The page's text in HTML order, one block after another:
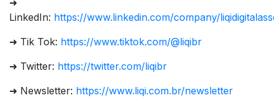
➜
LinkedIn: https://www.linkedin.com/company/
➜ Tik Tok: https://www.tiktok.com/@liqibr
➜ Twitter: https://twitter.com/liqibr
➜ Newsletter: https://www.liqi.com.br/newsletter